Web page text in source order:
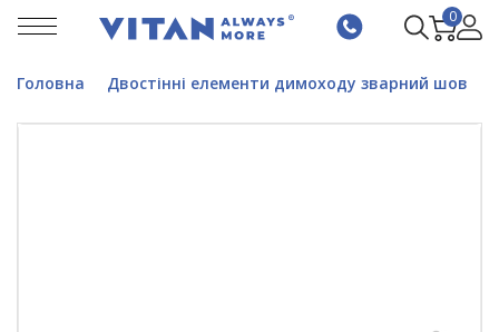
0
Головна Двостінні елементи димоходу зварний шов